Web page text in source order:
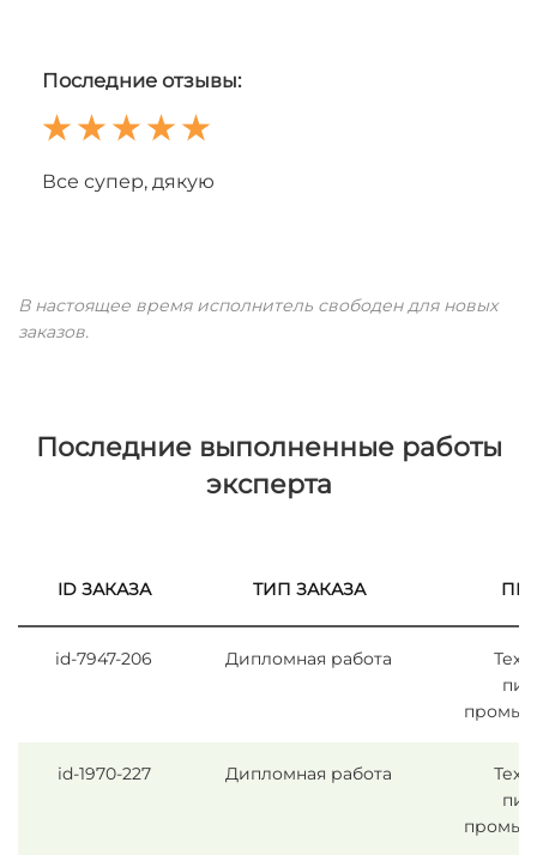
Последние отзывы:
Все супер, дякую
В настоящее время исполнитель свободен для новых
заказов.
Последние выполненные работы
эксперта
ID ЗАКАЗА ТИП ЗАКАЗА
id-7947-206 Дипломная работа
id-1970-227 Дипломная работа